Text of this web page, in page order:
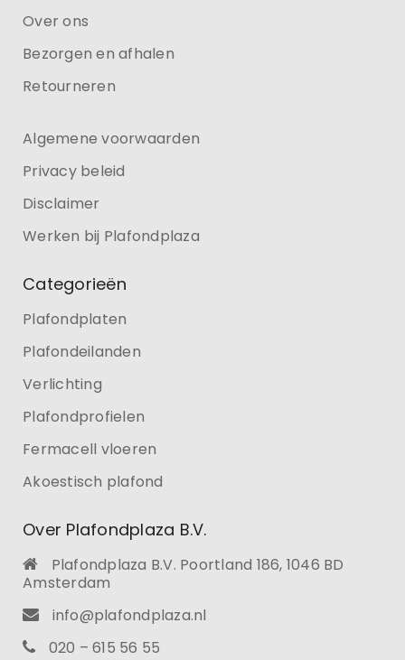
Over ons
Bezorgen en afhalen
Retourneren
Algemene voorwaarden
Privacy beleid
Disclaimer
Werken bij Plafondplaza
Categorieën
Plafondplaten
Plafondeilanden
Verlichting
Plafondprofielen
Fermacell vloeren
Akoestisch plafond
Over Plafondplaza B.V.
Plafondplaza B.V. Poortland 186, 1046 BD
Amsterdam
info@plafondplaza.nl
020 – 615 56 55